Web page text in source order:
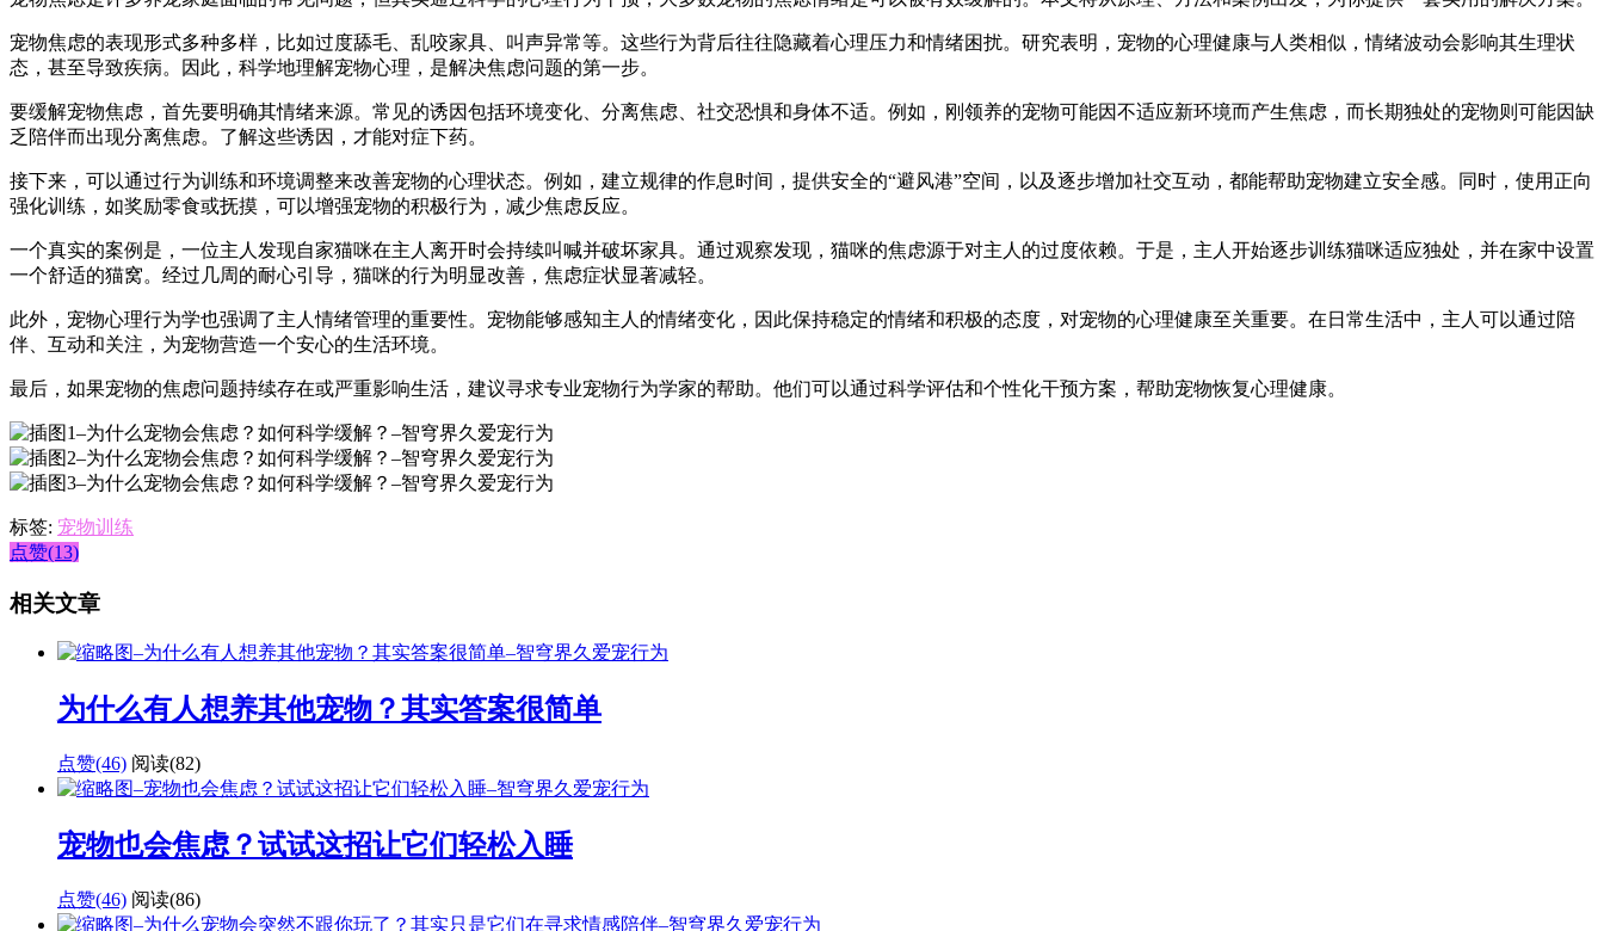
宠物焦虑的表现形式多种多样，比如过度舔毛、乱咬家具、叫声异常等。这些行为背后往往隐藏着心理压力和情绪困扰。研究表明，宠物的心理健康与人类相似，情绪波动会影响其生理状
态，甚至导致疾病。因此，科学地理解宠物心理，是解决焦虑问题的第一步。
要缓解宠物焦虑，首先要明确其情绪来源。常见的诱因包括环境变化、分离焦虑、社交恐惧和身体不适。例如，刚领养的宠物可能因不适应新环境而产生焦虑，而长期独处的宠物则可能因缺
乏陪伴而出现分离焦虑。了解这些诱因，才能对症下药。
接下来，可以通过行为训练和环境调整来改善宠物的心理状态。例如，建立规律的作息时间，提供安全的“避风港”空间，以及逐步增加社交互动，都能帮助宠物建立安全感。同时，使用正向
强化训练，如奖励零食或抚摸，可以增强宠物的积极行为，减少焦虑反应。
一个真实的案例是，一位主人发现自家猫咪在主人离开时会持续叫喊并破坏家具。通过观察发现，猫咪的焦虑源于对主人的过度依赖。于是，主人开始逐步训练猫咪适应独处，并在家中设置
一个舒适的猫窝。经过几周的耐心引导，猫咪的行为明显改善，焦虑症状显著减轻。
此外，宠物心理行为学也强调了主人情绪管理的重要性。宠物能够感知主人的情绪变化，因此保持稳定的情绪和积极的态度，对宠物的心理健康至关重要。在日常生活中，主人可以通过陪
伴、互动和关注，为宠物营造一个安心的生活环境。
最后，如果宠物的焦虑问题持续存在或严重影响生活，建议寻求专业宠物行为学家的帮助。他们可以通过科学评估和个性化干预方案，帮助宠物恢复心理健康。
标签: 宠物训练
点赞(13)
相关文章
为什么有人想养其他宠物？其实答案很简单
点赞(46) 阅读(82)
宠物也会焦虑？试试这招让它们轻松入睡
点赞(46) 阅读(86)